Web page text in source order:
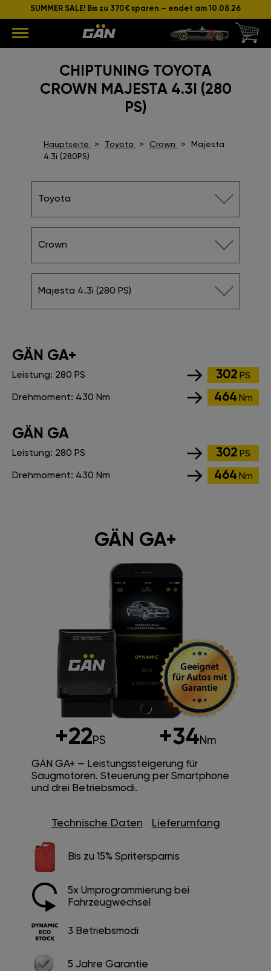
SUMMER SALE! Bis zu 370€ sparen – endet am 10.08.26
CHIPTUNING TOYOTA
CROWN MAJESTA 4.3I (280
PS)
Hauptseite Toyota Crown
Majesta
4.3i (280PS)
Toyota
Crown
Majesta 4.3i (280 PS)
GÄN GA+
Leistung: 280 PS 302 PS
Drehmoment: 430 Nm 464 Nm
GÄN GA
Leistung: 280 PS 302 PS
Drehmoment: 430 Nm 464 Nm
GÄN GA+
+22PS +34Nm
GÄN GA+ — Leistungssteigerung für
Saugmotoren. Steuerung per Smartphone
und drei Betriebsmodi.
Technische Daten Lieferumfang
Bis zu 15% Spritersparnis
5x Umprogrammierung bei
Fahrzeugwechsel
3 Betriebsmodi
5 Jahre Garantie